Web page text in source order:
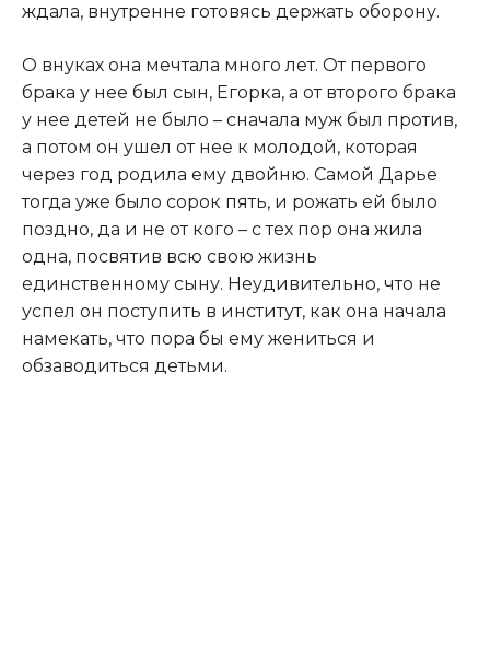
ждала, внутренне готовясь держать оборону.​
​О внуках она мечтала много лет. От первого
брака у нее был сын, Егорка, а от второго брака
у нее детей не было – сначала муж был против,
а потом он ушел от нее к молодой, которая
через год родила ему двойню. Самой Дарье
тогда уже было сорок пять, и рожать ей было
поздно, да и не от кого – с тех пор она жила
одна, посвятив всю свою жизнь
единственному сыну. Неудивительно, что не
успел он поступить в институт, как она начала
намекать, что пора бы ему жениться и
обзаводиться детьми.​